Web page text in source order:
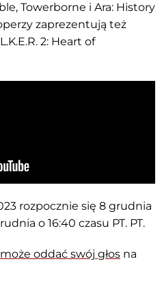
Towerborne i Ara: History
zaprezentują też
2: Heart of
rozpocznie się 8 grudnia
o 16:40 czasu PT. PT.
może oddać swój głos na